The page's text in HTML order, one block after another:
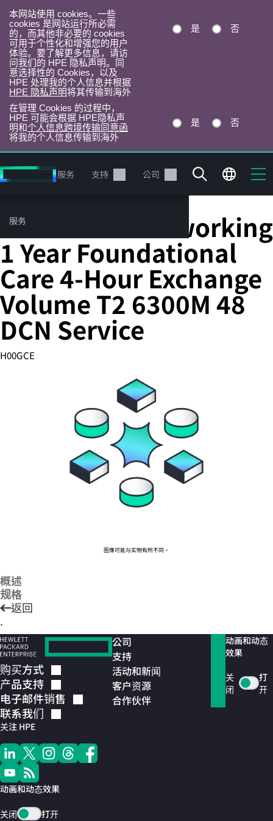
本网站使用 cookies。一些
cookies 是网站运行所必需
的，而其他非必要的 cookies
可用于个性化和增强您的用户
体验。要了解更多信息，请访
问我们的 HPE 隐私声明。同
意选择性的 Cookies，以及
HPE 处理我的个人信息并根据
HPE 隐私声明将其传输到海外
是 否
在管理 Cookies 的过程中，
HPE 可能会根据 HPE隐私声
明和个人信息跨境传输同意函
将我的个人信息传输到海外
是 否
转
到
目
录
服务 支持 公司
服务
您的购物车目前是空的
立即购买
HPE Aruba Networking
1 Year Foundational
Care 4-Hour Exchange
Volume T2 6300M 48
DCN Service
H00GCE
图像可能与实物有所不同。
概述
规格
返回
.
购买方式
产品支持
电子邮件销售
联系我们
关注 HPE
动画和动态效果
关闭 打开
公司
支持
活动和新闻
客户资源
合作伙伴
动画和动态
效果
关
闭
打
开